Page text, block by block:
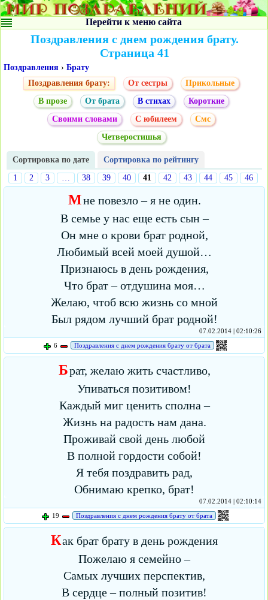
Перейти к меню сайта
Поздравления с днем рождения брату.
Страница 41
Поздравления › Брату
Поздравления брату:
От сестры
Прикольные
В прозе
От брата В стихах
Короткие
Своими словами
С юбилеем
Cмс
Четверостишья
Сортировка по дате
Сортировка по рейтингу
1
2 3 … 38 39 40 41 42 43 44 45 46
Мне повезло – я не один.
В семье у нас еще есть сын –
Он мне о крови брат родной,
Любимый всей моей душой…
Признаюсь в день рождения,
Что брат – отдушина моя…
Желаю, чтоб всю жизнь со мной
Был рядом лучший брат родной!
07.02.2014 | 02:10:26
6
Поздравления с днем рождения брату от брата
Брат, желаю жить счастливо,
Упиваться позитивом!
Каждый миг ценить сполна –
Жизнь на радость нам дана.
Проживай свой день любой
В полной гордости собой!
Я тебя поздравить рад,
Обнимаю крепко, брат!
07.02.2014 | 02:10:14
19
Поздравления с днем рождения брату от брата
Как брат брату в день рождения
Пожелаю я семейно –
Самых лучших перспектив,
В сердце – полный позитив!